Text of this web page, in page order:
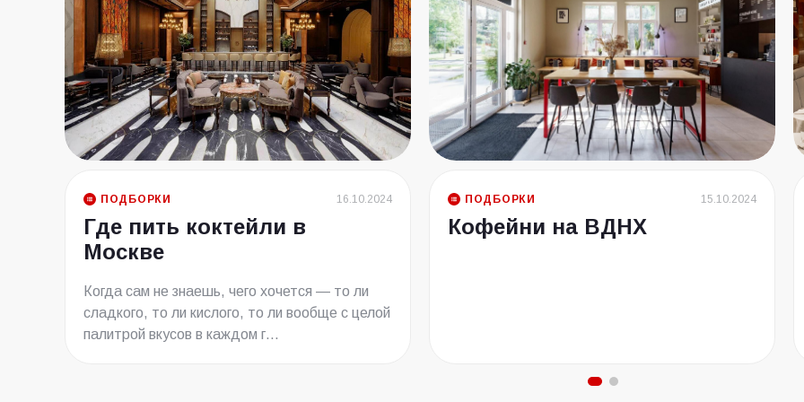
ПОДБОРКИ 16.10.2024
Где пить коктейли в
Москве
Когда сам не знаешь, чего хочется — то ли
сладкого, то ли кислого, то ли вообще с целой
палитрой вкусов в каждом г...
ПОДБОРКИ 15.10.2024
Кофейни на ВДНХ